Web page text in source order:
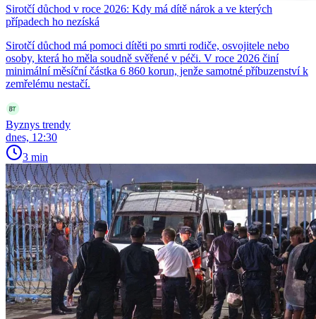
Sirotčí důchod v roce 2026: Kdy má dítě nárok a ve kterých
případech ho nezíská
Sirotčí důchod má pomoci dítěti po smrti rodiče, osvojitele nebo
osoby, která ho měla soudně svěřené v péči. V roce 2026 činí
minimální měsíční částka 6 860 korun, jenže samotné příbuzenství k
zemřelému nestačí.
Byznys trendy
dnes, 12:30
3 min